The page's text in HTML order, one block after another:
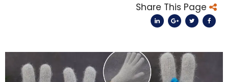
Share This Page